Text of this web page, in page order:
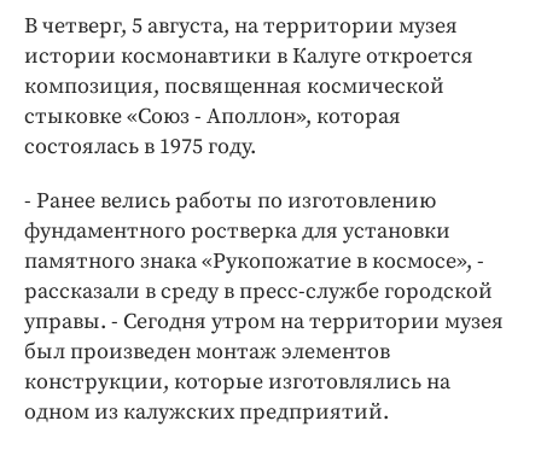
Медиаперсона
Интересное чтиво
Клиника года
Бренд года
Работодатель года
В четверг, 5 августа, на территории музея
истории космонавтики в Калуге откроется
композиция, посвященная космической
стыковке «Союз - Аполлон», которая
состоялась в 1975 году.
- Ранее велись работы по изготовлению
фундаментного ростверка для установки
памятного знака «Рукопожатие в космосе», -
рассказали в среду в пресс-службе городской
управы. - Сегодня утром на территории музея
был произведен монтаж элементов
конструкции, которые изготовлялись на
одном из калужских предприятий.